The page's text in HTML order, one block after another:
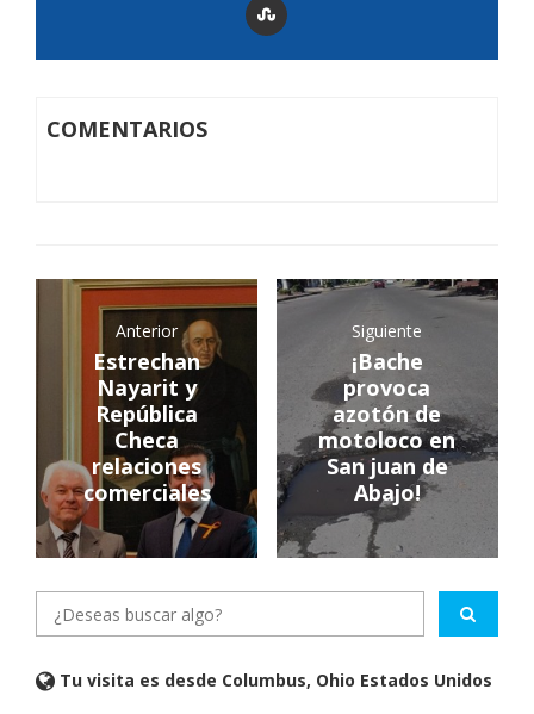
COMENTARIOS
Anterior
Estrechan
Nayarit y
República
Checa
relaciones
comerciales
Siguiente
¡Bache
provoca
azotón de
motoloco en
San juan de
Abajo!
Tu visita es desde Columbus, Ohio Estados Unidos